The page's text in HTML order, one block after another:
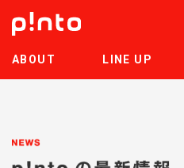
ABOUT LINE UP